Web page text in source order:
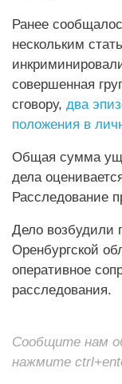
Ранее
нескольким
совершенная
сговору, два
положения в
Общая сумма
дела
Расследование
Дело возбудили
Оренбургской
оперативное
расследования.
Сообщите нам
нажмите